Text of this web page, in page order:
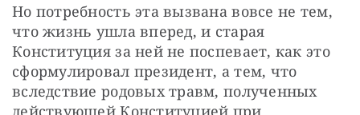
Но потребность эта вызвана вовсе не тем,
что жизнь ушла вперед, и старая
Конституция за ней не поспевает, как это
сформулировал президент, а тем, что
вследствие родовых травм, полученных
действующей Конституцией при